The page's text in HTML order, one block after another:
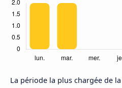
La période la plus chargée de